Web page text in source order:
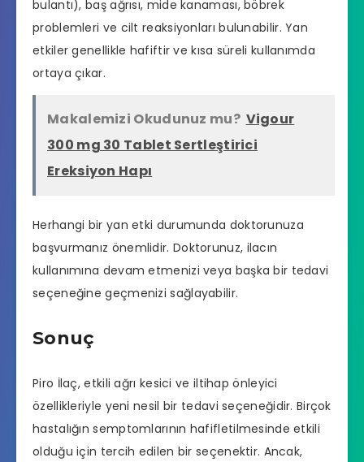
bulantı), baş ağrısı, mide kanaması, böbrek
problemleri ve cilt reaksiyonları bulunabilir. Yan
etkiler genellikle hafiftir ve kısa süreli kullanımda
ortaya çıkar.
Makalemizi Okudunuz mu? Vigour
300 mg 30 Tablet Sertleştirici
Ereksiyon Hapı
Herhangi bir yan etki durumunda doktorunuza
başvurmanız önemlidir. Doktorunuz, ilacın
kullanımına devam etmenizi veya başka bir tedavi
seçeneğine geçmenizi sağlayabilir.
Sonuç
Piro İlaç, etkili ağrı kesici ve iltihap önleyici
özellikleriyle yeni nesil bir tedavi seçeneğidir. Birçok
hastalığın semptomlarının hafifletilmesinde etkili
olduğu için tercih edilen bir seçenektir. Ancak,